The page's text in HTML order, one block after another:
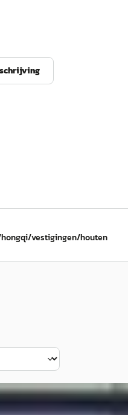
vestigingen/houten